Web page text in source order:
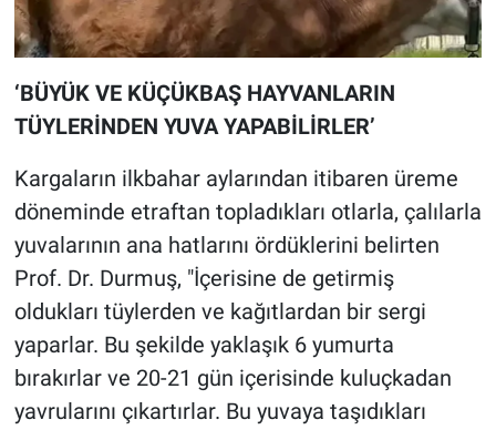
‘BÜYÜK VE KÜÇÜKBAŞ HAYVANLARIN
TÜYLERİNDEN YUVA YAPABİLİRLER’
Kargaların ilkbahar aylarından itibaren üreme
döneminde etraftan topladıkları otlarla, çalılarla
yuvalarının ana hatlarını ördüklerini belirten
Prof. Dr. Durmuş, "İçerisine de getirmiş
oldukları tüylerden ve kağıtlardan bir sergi
yaparlar. Bu şekilde yaklaşık 6 yumurta
bırakırlar ve 20-21 gün içerisinde kuluçkadan
yavrularını çıkartırlar. Bu yuvaya taşıdıkları